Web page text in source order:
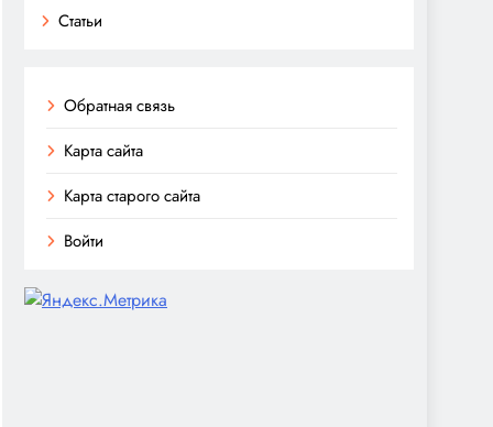
Статьи
Обратная связь
Карта сайта
Карта старого сайта
Войти